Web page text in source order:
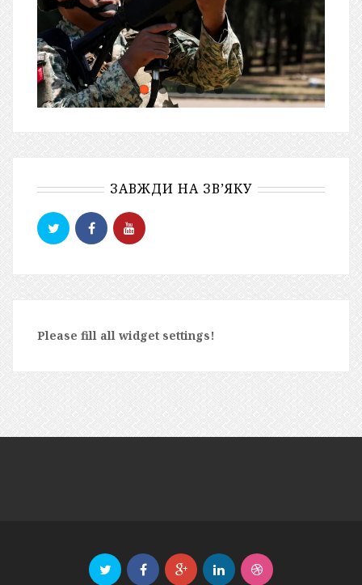
ЗАВЖДИ НА ЗВ’ЯКУ
Please fill all widget settings!